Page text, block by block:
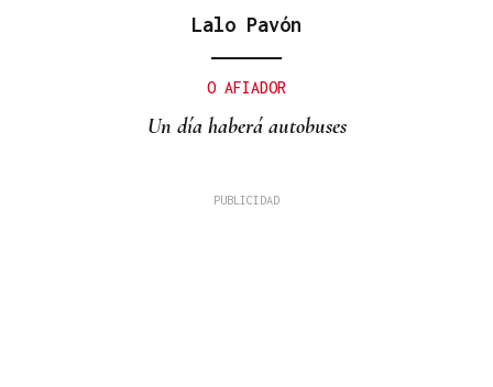
Lalo Pavón
O AFIADOR
Un día haberá autobuses